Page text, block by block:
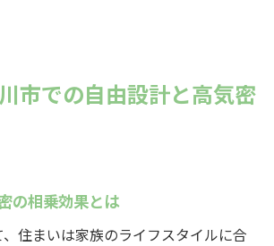
市での自由設計と高気密
の相乗効果とは
住まいは家族のライフスタイルに合